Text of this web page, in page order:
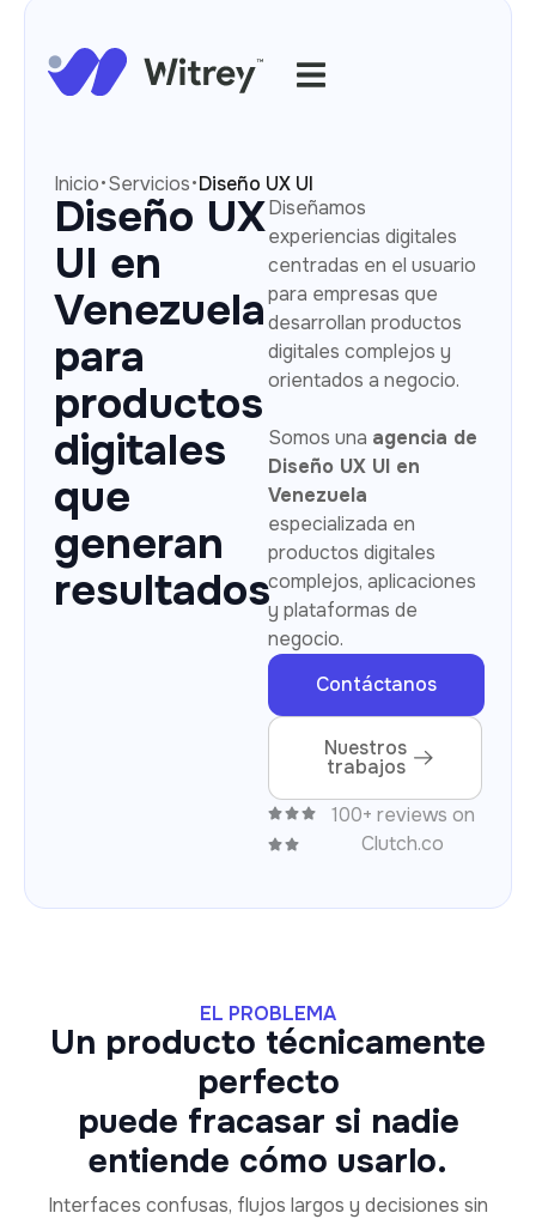
Inicio·Servicios·Diseño UX UI
Diseño UX
UI en
Venezuela
para
productos
digitales
que
generan
resultados
Diseñamos
experiencias digitales
centradas en el usuario
para empresas que
desarrollan productos
digitales complejos y
orientados a negocio.
Somos una agencia de
Diseño UX UI en
Venezuela
especializada en
productos digitales
complejos, aplicaciones
y plataformas de
negocio.
Contáctanos
Nuestros
trabajos
100+ reviews on
Clutch.co
EL PROBLEMA
Un producto técnicamente
perfecto
puede fracasar si nadie
entiende cómo usarlo.
Interfaces confusas, flujos largos y decisiones sin